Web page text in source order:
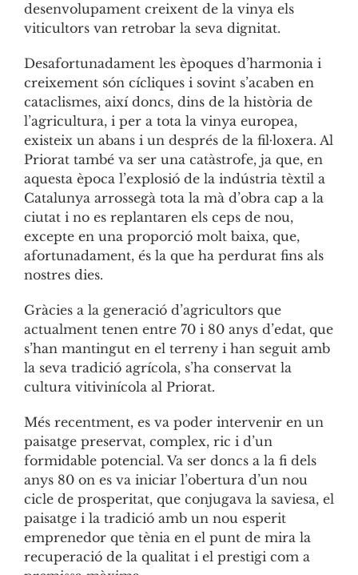
desenvolupament creixent de la vinya els
viticultors van retrobar la seva dignitat.
Desafortunadament les èpoques d’harmonia i
creixement són cícliques i sovint s’acaben en
cataclismes, així doncs, dins de la història de
l’agricultura, i per a tota la vinya europea,
existeix un abans i un després de la fil·loxera. Al
Priorat també va ser una catàstrofe, ja que, en
aquesta època l’explosió de la indústria tèxtil a
Catalunya arrossegà tota la mà d’obra cap a la
ciutat i no es replantaren els ceps de nou,
excepte en una proporció molt baixa, que,
afortunadament, és la que ha perdurat fins als
nostres dies.
Gràcies a la generació d’agricultors que
actualment tenen entre 70 i 80 anys d’edat, que
s’han mantingut en el terreny i han seguit amb
la seva tradició agrícola, s’ha conservat la
cultura vitivinícola al Priorat.
Més recentment, es va poder intervenir en un
paisatge preservat, complex, ric i d’un
formidable potencial. Va ser doncs a la fi dels
anys 80 on es va iniciar l’obertura d’un nou
cicle de prosperitat, que conjugava la saviesa, el
paisatge i la tradició amb un nou esperit
emprenedor que tènia en el punt de mira la
recuperació de la qualitat i el prestigi com a